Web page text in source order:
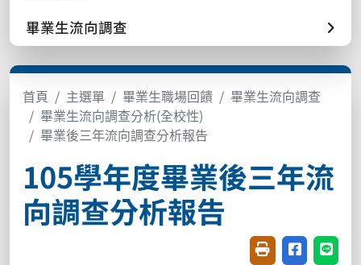
畢業生流向調查
首頁 主選單 畢業生職場回饋
畢業生流向調查
畢業生流向調查分析(全校性)
畢業後三年流向調查分析報告
105學年度畢業後三年流
向調查分析報告
友善列印(開新視
分享至臉書
分享